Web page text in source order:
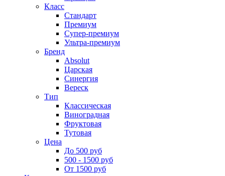
Класс
Стандарт
Премиум
Супер-премиум
Ультра-премиум
Бренд
Absolut
Царская
Синергия
Вереск
Тип
Классическая
Виноградная
Фруктовая
Тутовая
Цена
До 500 руб
500 - 1500 руб
От 1500 руб